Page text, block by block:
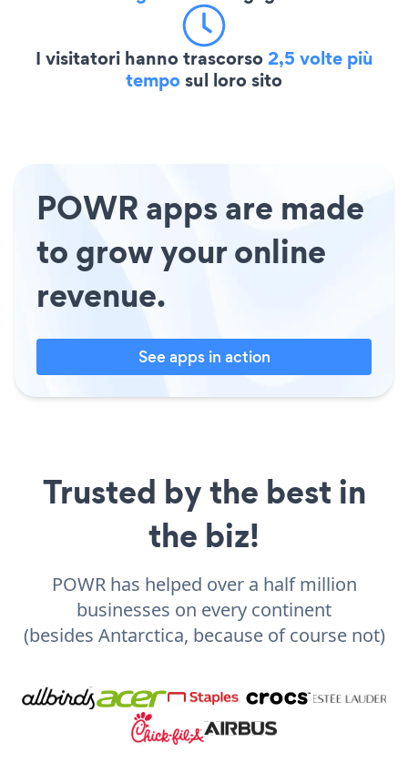
I visitatori hanno trascorso2,5 volte più
temposul loro sito
POWR apps are made
to grow your online
revenue.
See apps in action
Trusted by the best in
the biz!
POWR has helped over a half million
businesses on every continent
(besides Antarctica, because of course not)